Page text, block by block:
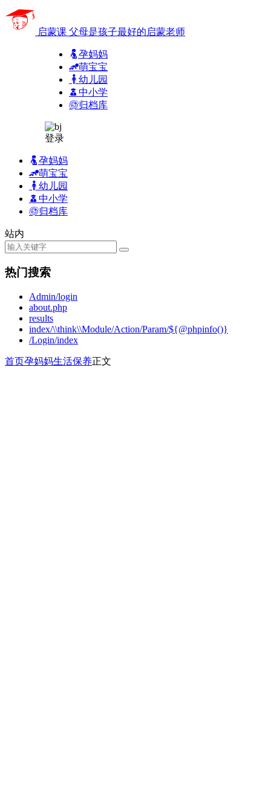
启蒙课 父母是孩子最好的启蒙老师
孕妈妈
萌宝宝
幼儿园
中小学
归档库
登录
孕妈妈
萌宝宝
幼儿园
中小学
归档库
站内
热门搜索
Admin/login
about.php
results
index/\\think\\Module/Action/Param/${@phpinfo()}
/Login/index
首页孕妈妈生活保养正文